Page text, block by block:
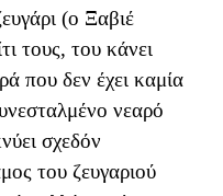
(ο Ξαβιέ
τους, του κάνει
που δεν έχει καμία
νεαρό
σχεδόν
του ζευγαριού